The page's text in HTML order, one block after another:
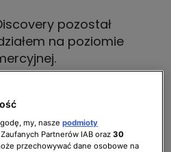
pozostał
na poziomie
komercyjnej. W
2024 osiągnął
my, naszepodmioty
Zaufanych Partnerów IAB oraz30
przechowywać dane osobowe na